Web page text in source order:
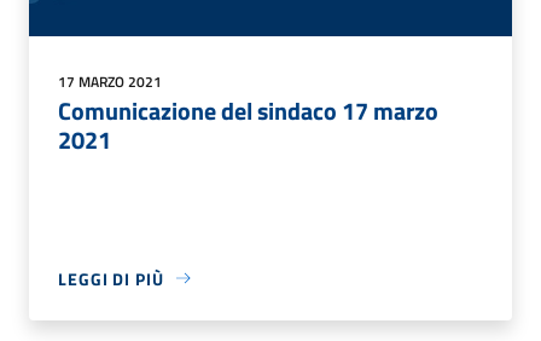
17 MARZO 2021
Comunicazione del sindaco 17 marzo
2021
LEGGI DI PIÙ